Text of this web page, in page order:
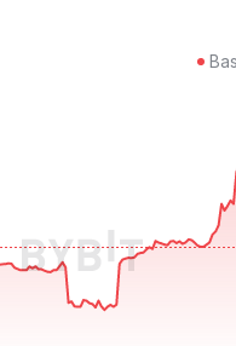
Bas